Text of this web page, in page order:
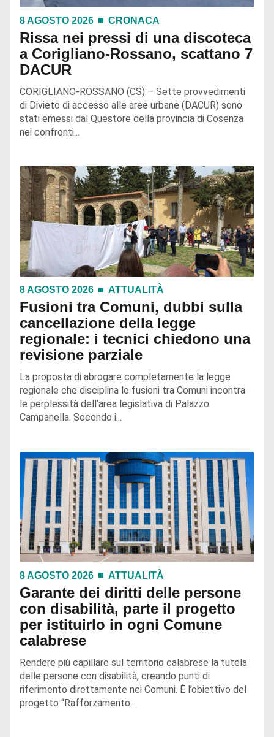
8 AGOSTO 2026 CRONACA
Rissa nei pressi di una discoteca
a Corigliano-Rossano, scattano 7
DACUR
CORIGLIANO-ROSSANO (CS) – Sette provvedimenti
di Divieto di accesso alle aree urbane (DACUR) sono
stati emessi dal Questore della provincia di Cosenza
nei confronti...
8 AGOSTO 2026 ATTUALITÀ
Fusioni tra Comuni, dubbi sulla
cancellazione della legge
regionale: i tecnici chiedono una
revisione parziale
La proposta di abrogare completamente la legge
regionale che disciplina le fusioni tra Comuni incontra
le perplessità dell’area legislativa di Palazzo
Campanella. Secondo i...
8 AGOSTO 2026 ATTUALITÀ
Garante dei diritti delle persone
con disabilità, parte il progetto
per istituirlo in ogni Comune
calabrese
Rendere più capillare sul territorio calabrese la tutela
delle persone con disabilità, creando punti di
riferimento direttamente nei Comuni. È l’obiettivo del
progetto “Rafforzamento...